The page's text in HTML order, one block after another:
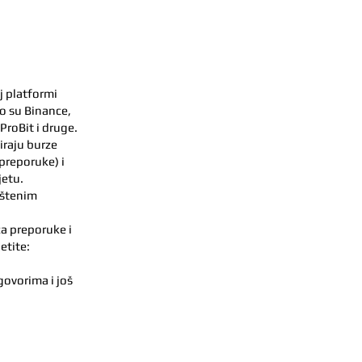
platformi
su Binance,
ProBit i druge.
burze
i
preporuke i
i još